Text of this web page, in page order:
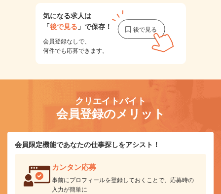
気になる求人は
「後で見る 」で保存！
会員登録なしで、
何件でも応募できます。
クリエイトバイト
会員登録のメリット
会員限定機能であなたの仕事探しをアシスト！
カンタン応募
事前にプロフィールを登録しておくことで、応募時の
入力が簡単に